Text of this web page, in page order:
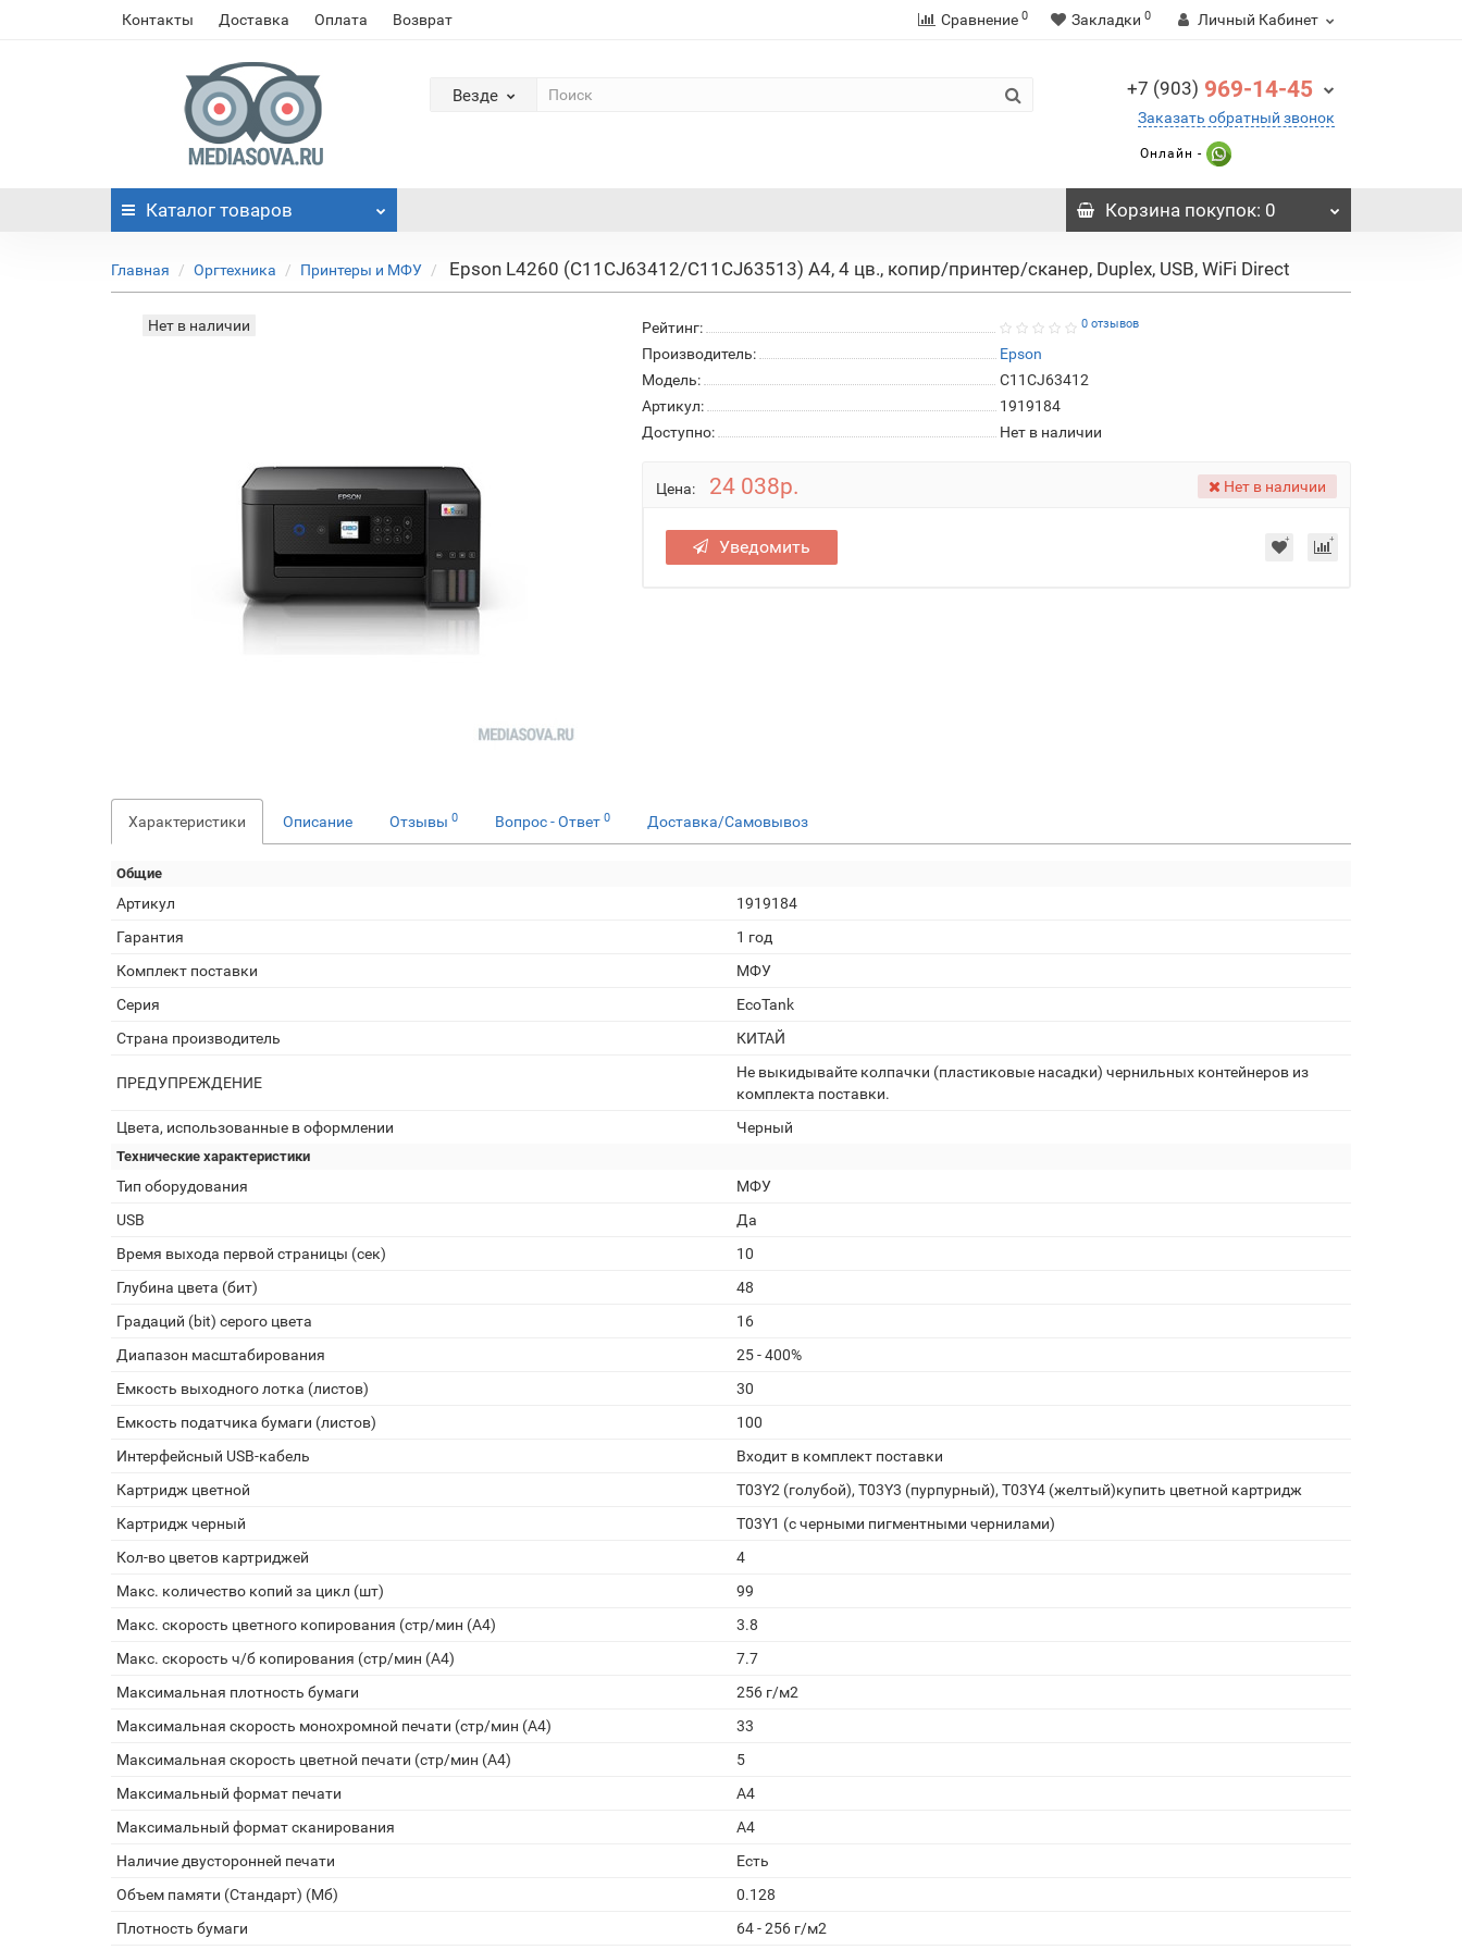
Контакты Доставка Оплата Возврат Сравнение 0 Закладки 0 Личный Кабинет
Везде +7 (903) 969-14-45
Заказать обратный звонок
Онлайн -
Каталог товаров Корзинапокупок: 0
Главная Оргтехника Принтеры и МФУ Epson L4260 (C11CJ63412/C11CJ63513) А4, 4 цв., копир/принтер/сканер, Duplex, USB, WiFi Direct
Нет в наличии Рейтинг: 0 отзывов
Производитель:
Epson
Модель:
C11CJ63412
Артикул:
1919184
Доступно:
Нет в наличии
Цена: 24 038р. Нет в наличии
Уведомить
Характеристики Описание Отзывы 0 Вопрос - Ответ 0 Доставка/Самовывоз
Общие
Артикул
1919184
Гарантия
1 год
Комплект поставки
МФУ
Серия
EcoTank
Страна производитель
КИТАЙ
ПРЕДУПРЕЖДЕНИЕ
Не выкидывайте колпачки (пластиковые насадки) чернильных контейнеров из
комплекта поставки.
Цвета, использованные в оформлении
Черный
Технические характеристики
Тип оборудования
МФУ
USB
Да
Время выхода первой страницы (сек)
10
Глубина цвета (бит)
48
Градаций (bit) серого цвета
16
Диапазон масштабирования
25 - 400%
Емкость выходного лотка (листов)
30
Емкость податчика бумаги (листов)
100
Интерфейсный USB-кабель
Входит в комплект поставки
Картридж цветной
T03Y2 (голубой), T03Y3 (пурпурный), T03Y4 (желтый)купить цветной картридж
Картридж черный
T03Y1 (с черными пигментными чернилами)
Кол-во цветов картриджей
4
Макс. количество копий за цикл (шт)
99
Макс. скорость цветного копирования (стр/мин (A4)
3.8
Макс. скорость ч/б копирования (стр/мин (A4)
7.7
Максимальная плотность бумаги
256 г/м2
Максимальная скорость монохромной печати (стр/мин (A4)
33
Максимальная скорость цветной печати (стр/мин (A4)
5
Максимальный формат печати
A4
Максимальный формат сканирования
A4
Наличие двусторонней печати
Есть
Объем памяти (Стандарт) (Мб)
0.128
Плотность бумаги
64 - 256 г/м2